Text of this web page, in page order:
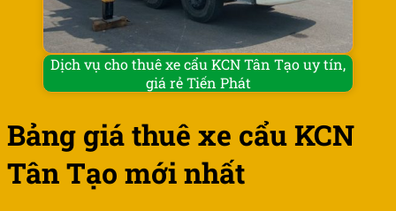
Dịch vụ cho thuê xe cẩu KCN Tân Tạo uy tín,
giá rẻ Tiến Phát
Bảng giá thuê xe cẩu KCN
Tân Tạo mới nhất